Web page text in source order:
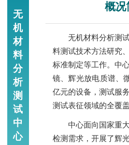
无
机
材
料
分
析
测
试
中
心
概况
无机材料分析测试
料测试技术方法研究
标准制定等工作。中
镜、辉光放电质谱、
亿元的设备，测试服
测试表征领域的全覆盖
中心面向国家重大
检测需求，开展了辉